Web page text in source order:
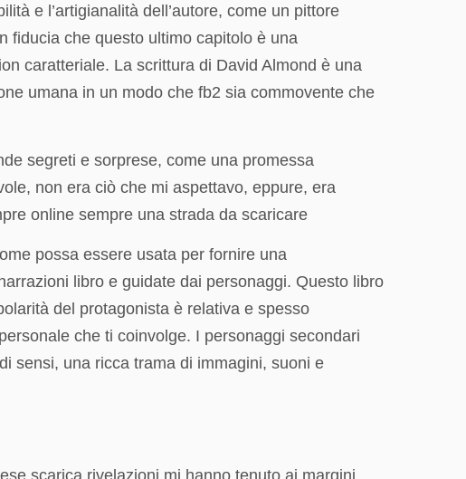
e l’artigianalità dell’autore, come un pittore
fiducia che questo ultimo capitolo è una
caratteriale. La scrittura di David Almond è una
umana in un modo che fb2 sia commovente che
segreti e sorprese, come una promessa
non era ciò che mi aspettavo, eppure, era
online sempre una strada da scaricare
possa essere usata per fornire una
libro e guidate dai personaggi. Questo libro
del protagonista è relativa e spesso
che ti coinvolge. I personaggi secondari
sensi, una ricca trama di immagini, suoni e
scarica rivelazioni mi hanno tenuto ai margini